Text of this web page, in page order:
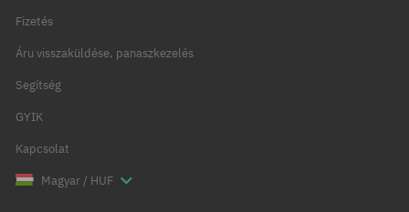
Fizetés
Áru visszaküldése, panaszkezelés
Segítség
GYIK
Kapcsolat
Magyar / HUF